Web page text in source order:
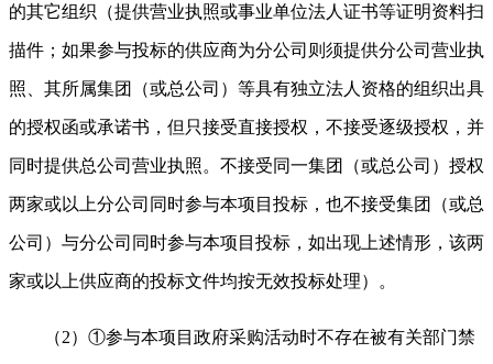
的其它组织（提供营业执照或事业单位法人证书等证明资料扫
描件；如果参与投标的供应商为分公司则须提供分公司营业执
照、其所属集团（或总公司）等具有独立法人资格的组织出具
的授权函或承诺书，但只接受直接授权，不接受逐级授权，并
同时提供总公司营业执照。不接受同一集团（或总公司）授权
两家或以上分公司同时参与本项目投标，也不接受集团（或总
公司）与分公司同时参与本项目投标，如出现上述情形，该两
家或以上供应商的投标文件均按无效投标处理）。
（2）①参与本项目政府采购活动时不存在被有关部门禁